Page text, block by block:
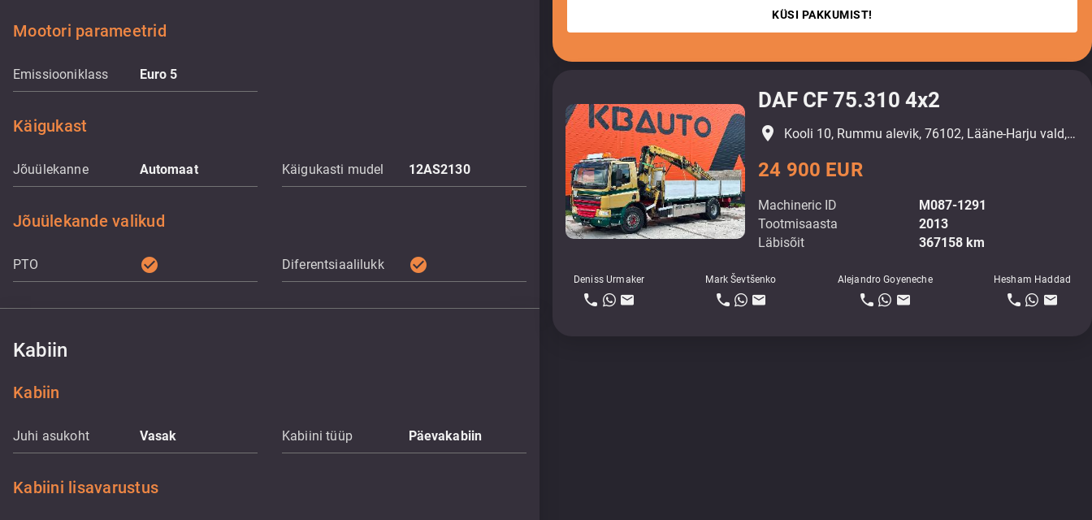
Mootori parameetrid
Emissiooniklass Euro 5
Käigukast
Jõuülekanne Automaat Käigukasti mudel 12AS2130
Jõuülekande valikud
PTO check_circle Diferentsiaalilukk check_circle
Kabiin
Kabiin
Juhi asukoht Vasak Kabiini tüüp Päevakabiin
Kabiini lisavarustus
KÜSI PAKKUMIST!
DAF CF 75.310 4x2
Machineric ID
M087-1291
Tootmisaasta
2013
Läbisõit
367158 km
Deniss Urmaker Mark Ševtšenko Alejandro Goyeneche Hesham Haddad
24 900 EUR
place Kooli 10, Rummu alevik, 76102, Lääne-Harju vald, Harjumaa